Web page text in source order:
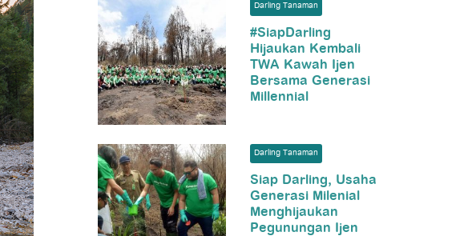
Darling Tanaman
#SiapDarling
Hijaukan Kembali
TWA Kawah Ijen
Bersama Generasi
Millennial
Darling Tanaman
Siap Darling, Usaha
Generasi Milenial
Menghijaukan
Pegunungan Ijen